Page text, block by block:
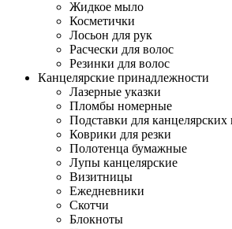
Жидкое мыло
Косметички
Лосьон для рук
Расчески для волос
Резинки для волос
Канцелярские принадлежности
Лазерные указки
Пломбы номерные
Подставки для
Коврики для резки
Полотенца бумажные
Лупы канцелярские
Визитницы
Ежедневники
Скотчи
Блокноты